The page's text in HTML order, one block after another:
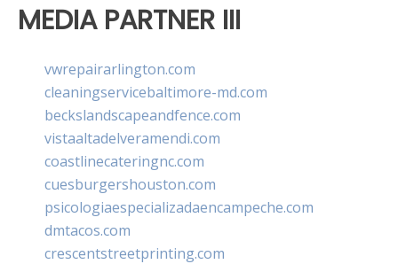
MEDIA PARTNER III
vwrepairarlington.com
cleaningservicebaltimore-md.com
beckslandscapeandfence.com
vistaaltadelveramendi.com
coastlinecateringnc.com
cuesburgershouston.com
psicologiaespecializadaencampeche.com
dmtacos.com
crescentstreetprinting.com